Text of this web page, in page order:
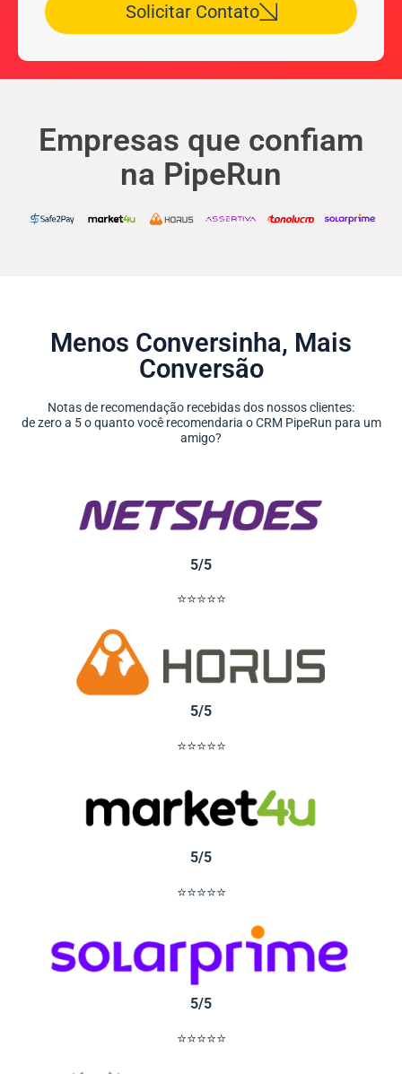
Solicitar Contato
Empresas que confiam
na PipeRun
Menos Conversinha, Mais
Conversão
Notas de recomendação recebidas dos nossos clientes:
de zero a 5 o quanto você recomendaria o CRM PipeRun para um
amigo?
5/5
⭐⭐⭐⭐⭐
5/5
⭐⭐⭐⭐⭐
5/5
⭐⭐⭐⭐⭐
5/5
⭐⭐⭐⭐⭐